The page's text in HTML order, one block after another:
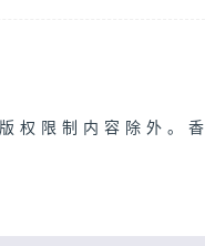
权限制内容除外。香